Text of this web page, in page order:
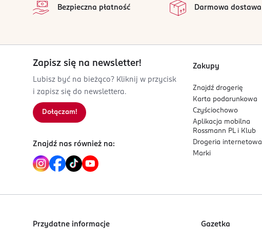
Bezpieczna płatność Darmowa dostawa
Zapisz się na newsletter!
Lubisz być na bieżąco? Kliknij w przycisk
i zapisz się do newslettera.
Dołączam!
Znajdź nas również na:
Zakupy
Znajdź drogerię
Karta podarunkowa
Czyściochowo
Aplikacja mobilna
Rossmann PL i Klub
Drogeria internetowa
Marki
Przydatne informacje Gazetka